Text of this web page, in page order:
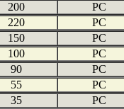
200 PC
220 PC
150 PC
100 PC
90 PC
55 PC
35 PC